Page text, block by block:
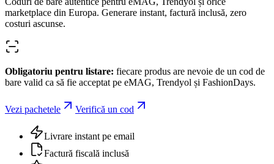
marketplace din Europa. Generare instant, factură inclusă, zero
costuri ascunse.
Obligatoriu pentru listare: fiecare produs are nevoie de un cod de
bare valid ca să fie acceptat pe eMAG, Trendyol și FashionDays.
Vezi pachetele Verifică un cod
Livrare instant pe email
Factură fiscală inclusă